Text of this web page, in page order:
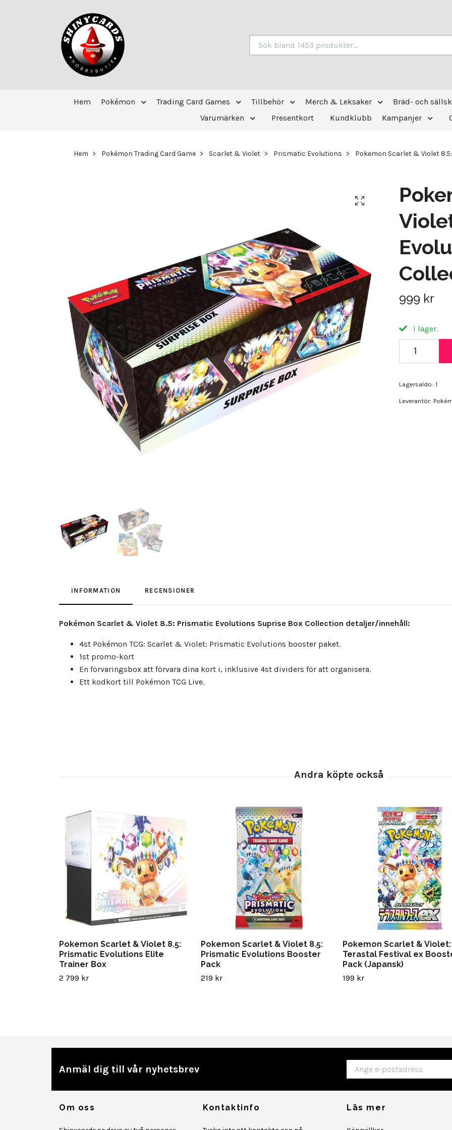
Hem Pokémon Trading Card Games Tillbehör Merch & Leksaker Bräd- och
Varumärken
Presentkort Kundklubb Kampanjer
Hem Pokémon Trading Card Game Scarlet & Violet Prismatic Evolutions Pokemon Scarlet & Violet
999 kr
I lager.
Lagersaldo: 1
Leverantör:
INFORMATION RECENSIONER
Pokémon Scarlet & Violet 8.5: Prismatic Evolutions Suprise Box Collection detaljer/innehåll:
4st Pokémon TCG: Scarlet & Violet: Prismatic Evolutions booster paket.
1st promo-kort
En förvaringsbox att förvara dina kort i, inklusive 4st dividers för att organisera.
Ett kodkort till Pokémon TCG Live.
Pokemon Scarlet & Violet 8.5:
Prismatic Evolutions Elite
Trainer Box
2 799 kr
Pokemon Scarlet & Violet 8.5:
Prismatic Evolutions Booster
Pack
219 kr
Pokemon Scarlet & Violet:
Terastal Festival ex
Pack (Japansk)
199 kr
Anmäl dig till vår nyhetsbrev
Om oss Kontaktinfo Läs mer